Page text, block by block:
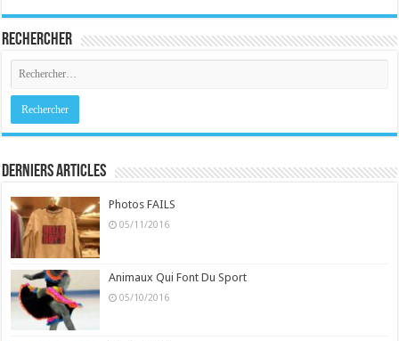
Rechercher
Derniers Articles
Photos FAILS
05/11/2016
Animaux Qui Font Du Sport
05/10/2016